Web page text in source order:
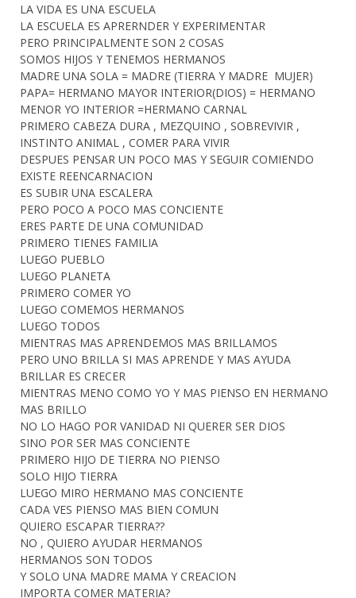
LA VIDA ES UNA ESCUELA
LA ESCUELA ES APRERNDER Y EXPERIMENTAR
PERO PRINCIPALMENTE SON 2 COSAS
SOMOS HIJOS Y TENEMOS HERMANOS
MADRE UNA SOLA = MADRE (TIERRA Y MADRE MUJER)
PAPA= HERMANO MAYOR INTERIOR(DIOS) = HERMANO
MENOR YO INTERIOR =HERMANO CARNAL
PRIMERO CABEZA DURA , MEZQUINO , SOBREVIVIR ,
INSTINTO ANIMAL , COMER PARA VIVIR
DESPUES PENSAR UN POCO MAS Y SEGUIR COMIENDO
EXISTE REENCARNACION
ES SUBIR UNA ESCALERA
PERO POCO A POCO MAS CONCIENTE
ERES PARTE DE UNA COMUNIDAD
PRIMERO TIENES FAMILIA
LUEGO PUEBLO
LUEGO PLANETA
PRIMERO COMER YO
LUEGO COMEMOS HERMANOS
LUEGO TODOS
MIENTRAS MAS APRENDEMOS MAS BRILLAMOS
PERO UNO BRILLA SI MAS APRENDE Y MAS AYUDA
BRILLAR ES CRECER
MIENTRAS MENO COMO YO Y MAS PIENSO EN HERMANO
MAS BRILLO
NO LO HAGO POR VANIDAD NI QUERER SER DIOS
SINO POR SER MAS CONCIENTE
PRIMERO HIJO DE TIERRA NO PIENSO
SOLO HIJO TIERRA
LUEGO MIRO HERMANO MAS CONCIENTE
CADA VES PIENSO MAS BIEN COMUN
QUIERO ESCAPAR TIERRA??
NO , QUIERO AYUDAR HERMANOS
HERMANOS SON TODOS
Y SOLO UNA MADRE MAMA Y CREACION
IMPORTA COMER MATERIA?